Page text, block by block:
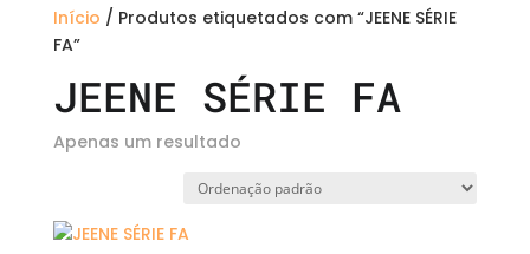
Início / Produtos etiquetados com “JEENE SÉRIE
FA”
JEENE SÉRIE FA
Apenas um resultado